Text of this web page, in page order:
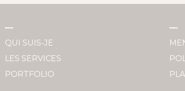
QUI SUIS-JE
LES SERVICES
PORTFOLIO